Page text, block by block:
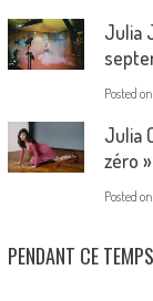
Julia
Posted on
Julia
zéro »
Posted on
PENDANT CE